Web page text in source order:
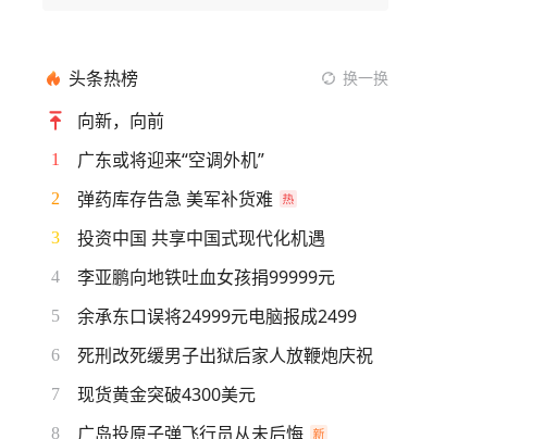
头条热榜 换一换
向新，向前
1 广东或将迎来“空调外机”
2 弹药库存告急 美军补货难
3 投资中国 共享中国式现代化机遇
4 李亚鹏向地铁吐血女孩捐99999元
5 余承东口误将24999元电脑报成2499
6 死刑改死缓男子出狱后家人放鞭炮庆祝
7 现货黄金突破4300美元
8 广岛投原子弹飞行员从未后悔